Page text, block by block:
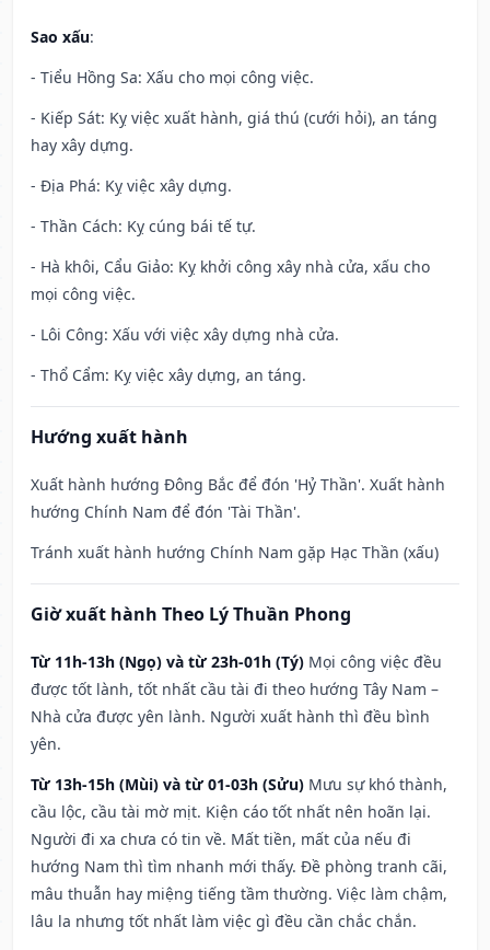
Sao xấu:
- Tiểu Hồng Sa: Xấu cho mọi công việc.
- Kiếp Sát: Kỵ việc xuất hành, giá thú (cưới hỏi), an táng
hay xây dựng.
- Địa Phá: Kỵ việc xây dựng.
- Thần Cách: Kỵ cúng bái tế tự.
- Hà khôi, Cẩu Giảo: Kỵ khởi công xây nhà cửa, xấu cho
mọi công việc.
- Lôi Công: Xấu với việc xây dựng nhà cửa.
- Thổ Cẩm: Kỵ việc xây dựng, an táng.
Hướng xuất hành
Xuất hành hướng Đông Bắc để đón 'Hỷ Thần'. Xuất hành
hướng Chính Nam để đón 'Tài Thần'.
Tránh xuất hành hướng Chính Nam gặp Hạc Thần (xấu)
Giờ xuất hành Theo Lý Thuần Phong
Từ 11h-13h (Ngọ) và từ 23h-01h (Tý) Mọi công việc đều
được tốt lành, tốt nhất cầu tài đi theo hướng Tây Nam –
Nhà cửa được yên lành. Người xuất hành thì đều bình
yên.
Từ 13h-15h (Mùi) và từ 01-03h (Sửu) Mưu sự khó thành,
cầu lộc, cầu tài mờ mịt. Kiện cáo tốt nhất nên hoãn lại.
Người đi xa chưa có tin về. Mất tiền, mất của nếu đi
hướng Nam thì tìm nhanh mới thấy. Đề phòng tranh cãi,
mâu thuẫn hay miệng tiếng tầm thường. Việc làm chậm,
lâu la nhưng tốt nhất làm việc gì đều cần chắc chắn.